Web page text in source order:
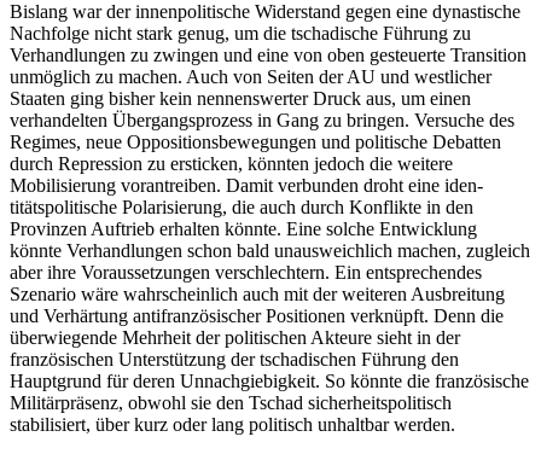
Bislang war der innenpolitische Widerstand gegen eine dynastische
Nachfolge nicht stark genug, um die tschadische Führung zu
Verhandlungen zu zwingen und eine von oben gesteuerte Transition
unmöglich zu machen. Auch von Seiten der AU und westlicher
Staaten ging bisher kein nen­nenswerter Druck aus, um einen
verhandel­ten Übergangsprozess in Gang zu bringen. Ver­suche des
Regimes, neue Oppositionsbewegungen und politische Debatten
durch Repression zu ersticken, könnten jedoch die weitere
Mobilisierung vorantreiben. Damit verbunden droht eine iden­
titätspolitische Polarisierung, die auch durch Konflikte in den
Provinzen Auftrieb erhalten könnte. Eine solche Entwicklung
könnte Verhandlungen schon bald unausweichlich machen, zugleich
aber ihre Voraussetzungen ver­schlechtern. Ein entsprechendes
Szenario wäre wahrscheinlich auch mit der weiteren Ausbreitung
und Verhär­tung antifranzösischer Positionen verknüpft. Denn die
über­wiegende Mehrheit der politischen Akteure sieht in der
französischen Unterstützung der tschadischen Führung den
Hauptgrund für deren Unnachgiebigkeit. So könnte die französische
Militärpräsenz, obwohl sie den Tschad sicherheitspolitisch
stabilisiert, über kurz oder lang politisch unhaltbar werden.